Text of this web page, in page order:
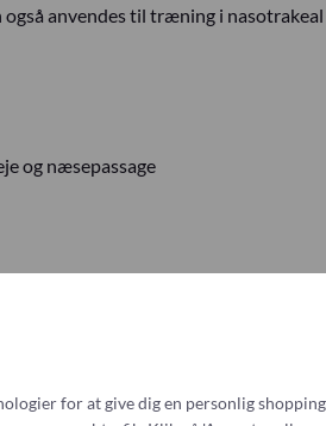
anvendes til træning i
og næsepassage
for at give dig en personlig